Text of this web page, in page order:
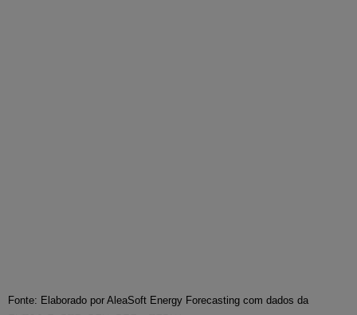
Fonte: Elaborado por AleaSoft Energy Forecasting com dados da